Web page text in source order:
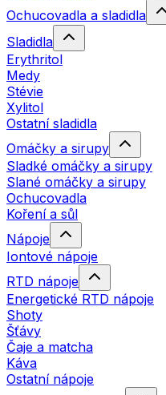
Ochucovadla a sladidla
Sladidla
Erythritol
Medy
Stévie
Xylitol
Ostatní sladidla
Omáčky a sirupy
Sladké omáčky a sirupy
Slané omáčky a sirupy
Ochucovadla
Koření a sůl
Nápoje
Iontové nápoje
RTD nápoje
Energetické RTD nápoje
Shoty
Šťávy
Čaje a matcha
Káva
Ostatní nápoje